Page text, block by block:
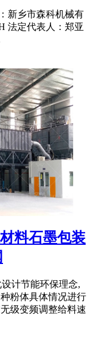
新乡市森科机械有
法定代表人：郑亚
料石墨包装
计节能环保理念,
粉体具体情况进行
级变频调整给料速